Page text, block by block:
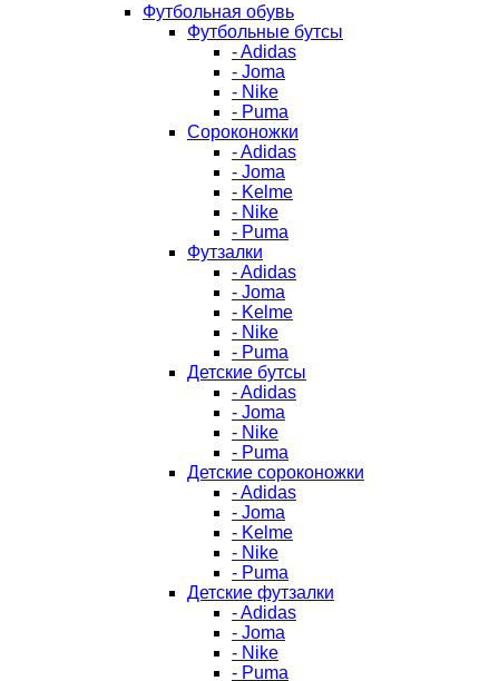
Футбольная обувь
Футбольные бутсы
- Adidas
- Joma
- Nike
- Puma
Сороконожки
- Adidas
- Joma
- Kelme
- Nike
- Puma
Футзалки
- Adidas
- Joma
- Kelme
- Nike
- Puma
Детские бутсы
- Adidas
- Joma
- Nike
- Puma
Детские сороконожки
- Adidas
- Joma
- Kelme
- Nike
- Puma
Детские футзалки
- Adidas
- Joma
- Nike
- Puma